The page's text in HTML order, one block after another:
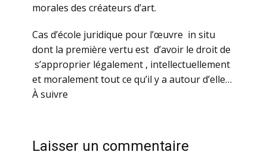
morales des créateurs d’art.
Cas d’école juridique pour l’œuvre in situ
dont la première vertu est d’avoir le droit de
s’approprier légalement , intellectuellement
et moralement tout ce qu’il y a autour d’elle…
À suivre
Laisser un commentaire